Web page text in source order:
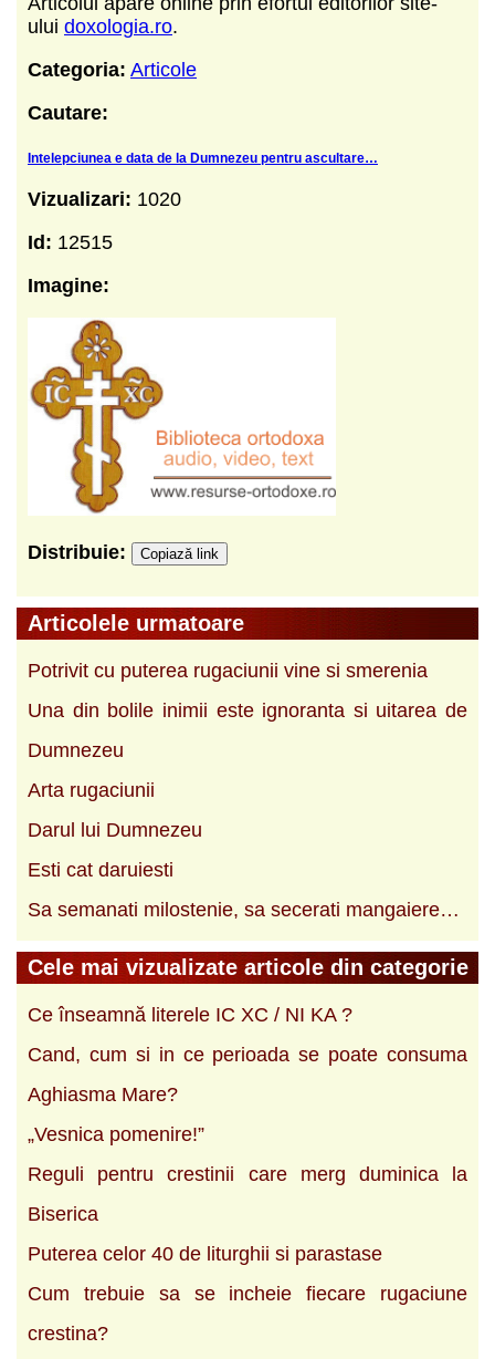
ului doxologia.ro.
Categoria: Articole
Cautare:
Intelepciunea e data de la Dumnezeu pentru ascultare…
Vizualizari: 1020
Id: 12515
Imagine:
Distribuie: Copiază link
Articolele urmatoare
Potrivit cu puterea ruga­ciunii vine si smerenia
Una din bolile inimii este ignoranta si uitarea de
Dumnezeu
Arta rugaciunii
Darul lui Dumnezeu
Esti cat daruiesti
Sa semanati milostenie, sa secerati mangaiere…
Cele mai vizualizate articole din categorie
Ce înseamnă literele IC XC / NI KA ?
Cand, cum si in ce perioada se poate consuma
Aghiasma Mare?
„Vesnica pomenire!”
Reguli pentru crestinii care merg duminica la
Biserica
Puterea celor 40 de liturghii si parastase
Cum trebuie sa se incheie fiecare rugaciune
crestina?